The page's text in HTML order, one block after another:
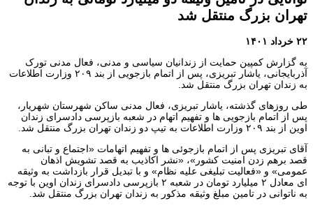
تهران بزرگ منتقل شد
۲۲ خرداد ۱۴۰۱
به گزارش کمپین حمایت از زندانیان سیاسی و مدنی، فعال مدنی تورک
آذربایجانی، یاشار تبریزی، پس از اتمام بازجویی از بند ۲۰۹ وزارت اطلاعات
به زندان تهران بزرگ منتقل شد.
طی روزهای گذشته، یاشار تبریزی، فعال مدنی ساکن شهرستان شهریار،
پس از اتمام بازجویی ها و تفهیم اتهام در شعبه بازپرسی دادسرای زندان
اوین از بند ۲۰۹ وزارت اطلاعات به تیپ دو زندان تهران بزرگ منتقل شد.‌
آقای تبریزی پس از اتمام بازجوئی ها و تفهیم اتهامات «اجتماع و تبانی به
قصد برهم زدن امنیت کشور»، «نشر اکاذیب به قصد تشویش اذهان
عمومی» و «فعالیت تبلیغی علیه نظام» و با تبدیل قرار بازداشت به وثیقه
ای معادل ۲ میلیارد تومان در شعبه ۲ بازپرسی دادسرای زندان اوین با توجه
به ناتوانی در تامین مبلغ وثیقه مذکور به زندان تهران بزرگ منتقل شد.